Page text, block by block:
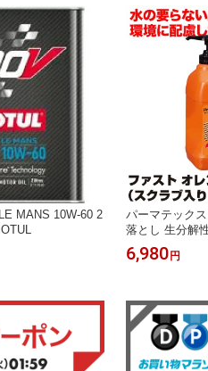
MANS 10W-60 2
パーマテック
落とし 生分解
ァーストオレ
手洗い用クレ
6,980 円